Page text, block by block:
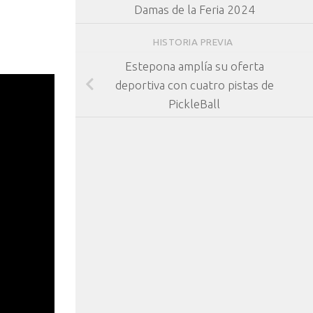
Damas de la Feria 2024
HISTORIA PREVIA
Estepona amplía su oferta
deportiva con cuatro pistas de
PickleBall